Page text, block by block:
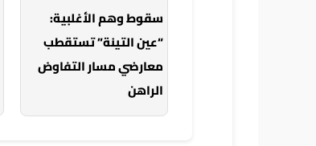
سقوط وهم الأغلبية:
“عين التينة” تستقطب
معارضي مسار التفاوض
الراهن